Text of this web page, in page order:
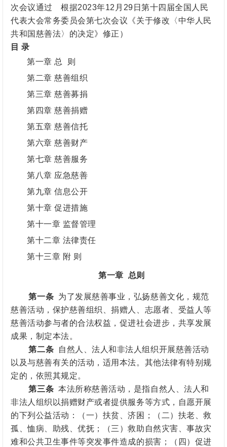
次会议通过 根据2023年12月29日第十四届全国人民
代表大会常务委员会第七次会议《关于修改〈中华人民
共和国慈善法〉的决定》修正）
目 录
第一章 总 则
第二章 慈善组织
第三章 慈善募捐
第四章 慈善捐赠
第五章 慈善信托
第六章 慈善财产
第七章 慈善服务
第八章 应急慈善
第九章 信息公开
第十章 促进措施
第十一章 监督管理
第十二章 法律责任
第十三章 附 则
第一章 总则
第一条 为了发展慈善事业，弘扬慈善文化，规范
慈善活动，保护慈善组织、捐赠人、志愿者、受益人等
慈善活动参与者的合法权益，促进社会进步，共享发展
成果，制定本法。
第二条
自然人、法人和非法人组织开展慈善活动
以及与慈善有关的活动，适用本法。其他法律有特别规
定的，依照其规定。
第三条 本法所称慈善活动，是指自然人、法人和
非法人组织 以捐赠财产或者提供服务等方式，自愿开展
的下列公益活动：（一）扶贫、济困；（二）扶老、救
孤、恤病、助残、优抚；（三）救助自然灾害、事故灾
难和公共卫生事件等突发事件造成的损害；（四）促进